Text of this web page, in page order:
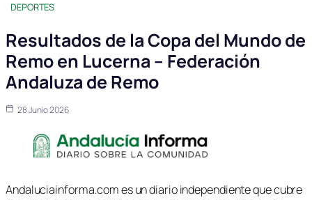
DEPORTES
Resultados de la Copa del Mundo de
Remo en Lucerna – Federación
Andaluza de Remo
28 Junio 2026
Andaluciainforma.com es un diario independiente que cubre